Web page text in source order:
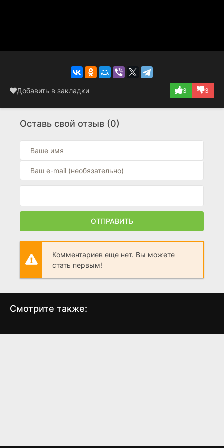
Добавить в закладки 3 3
Оставь свой отзыв (0)
ОТПРАВИТЬ
Комментариев еще нет. Вы можете
стать первым!
Смотрите также:
Стартрек:
Звездный путь 2: Гнев